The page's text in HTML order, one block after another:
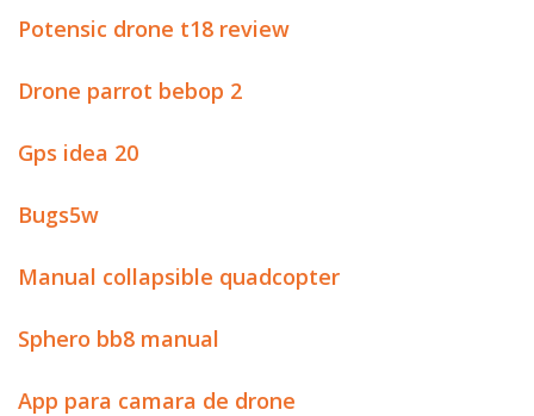
Potensic drone t18 review
Drone parrot bebop 2
Gps idea 20
Bugs5w
Manual collapsible quadcopter
Sphero bb8 manual
App para camara de drone